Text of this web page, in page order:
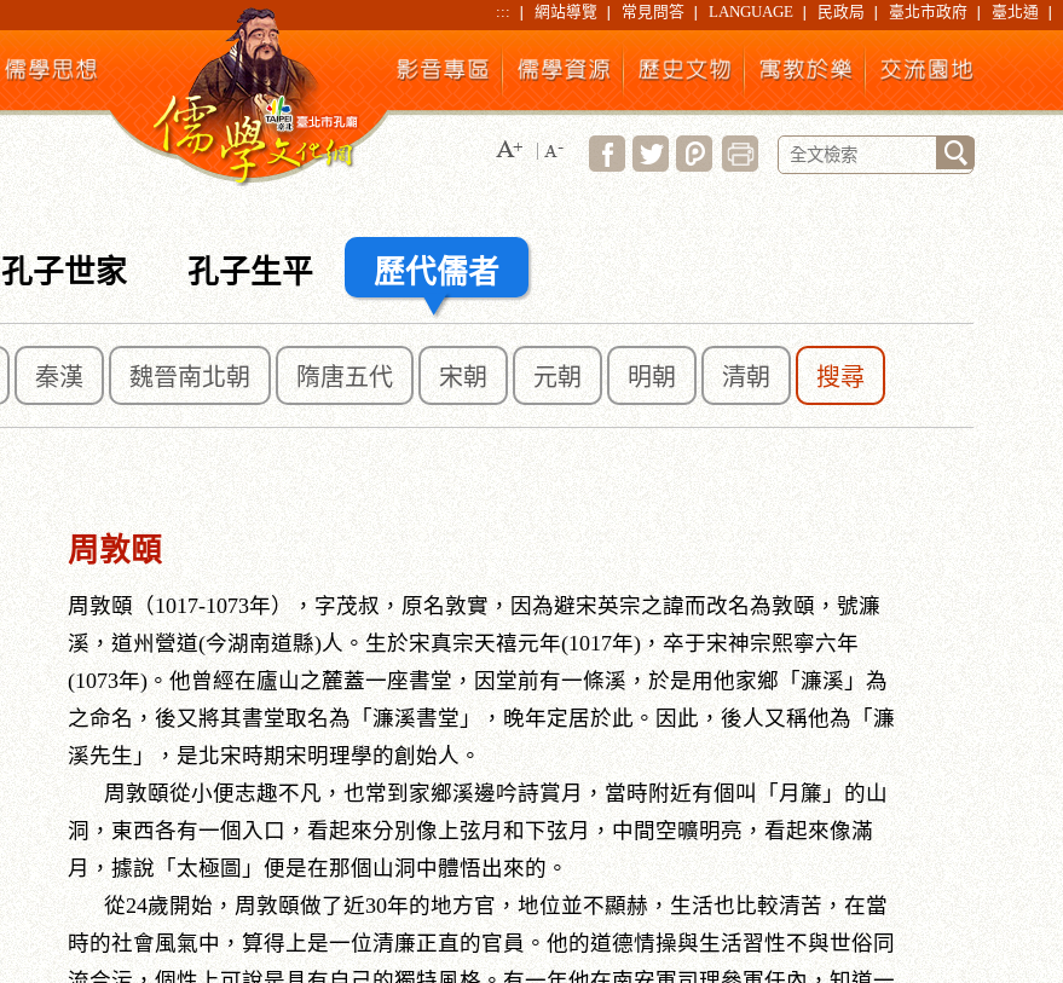
::: 網站導覽 常見問答 LANGUAGE 民政局 臺北市政府 臺北通
孔子世家 孔子生平 歷代儒者
秦漢 魏晉南北朝 隋唐五代 宋朝 元朝 明朝 清朝 搜尋
周敦頤
周敦頤（1017-1073年），字茂叔，原名敦實，因為避宋英宗之諱而改名為敦頤，號濂
溪，道州營道(今湖南道縣)人。生於宋真宗天禧元年(1017年)，卒于宋神宗熙寧六年
(1073年)。他曾經在廬山之麓蓋一座書堂，因堂前有一條溪，於是用他家鄉「濂溪」為
之命名，後又將其書堂取名為「濂溪書堂」，晚年定居於此。因此，後人又稱他為「濂
溪先生」，是北宋時期宋明理學的創始人。
周敦頤從小便志趣不凡，也常到家鄉溪邊吟詩賞月，當時附近有個叫「月簾」的山
洞，東西各有一個入口，看起來分別像上弦月和下弦月，中間空曠明亮，看起來像滿
月，據說「太極圖」便是在那個山洞中體悟出來的。
從24歲開始，周敦頤做了近30年的地方官，地位並不顯赫，生活也比較清苦，在當
時的社會風氣中，算得上是一位清廉正直的官員。他的道德情操與生活習性不與世俗同